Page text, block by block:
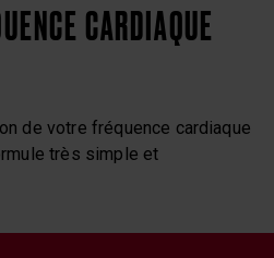
CARDIAQUE
de votre fréquence cardiaque
très simple et